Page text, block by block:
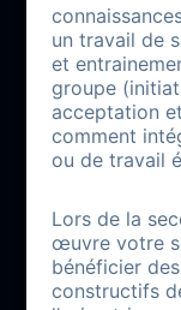
un travail de
et
groupe
acceptation
comment
ou de travail
Lors de la
œuvre votre
bénéficier
constructifs